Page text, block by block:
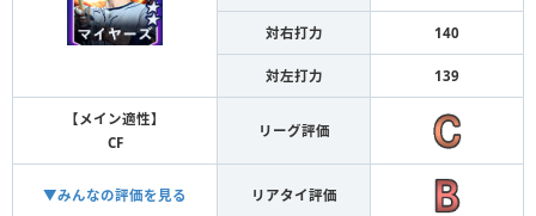
対右打力 140
対左打力 139
【メイン適性】
CF
リーグ評価
▼みんなの評価を見る リアタイ評価